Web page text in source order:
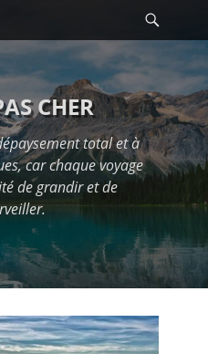
CHER
total et à
car chaque voyage
de grandir et de